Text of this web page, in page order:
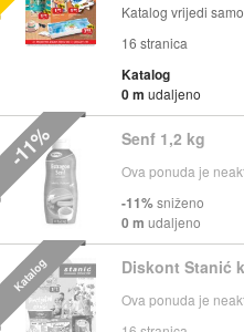
Katalog vrijedi
16 stranica
Katalog
0 m udaljeno
Senf 1,2 kg
Ova ponuda je
-11%sniženo
0 m udaljeno
-11%
Diskont Stanić
Ova ponuda je
Katalog